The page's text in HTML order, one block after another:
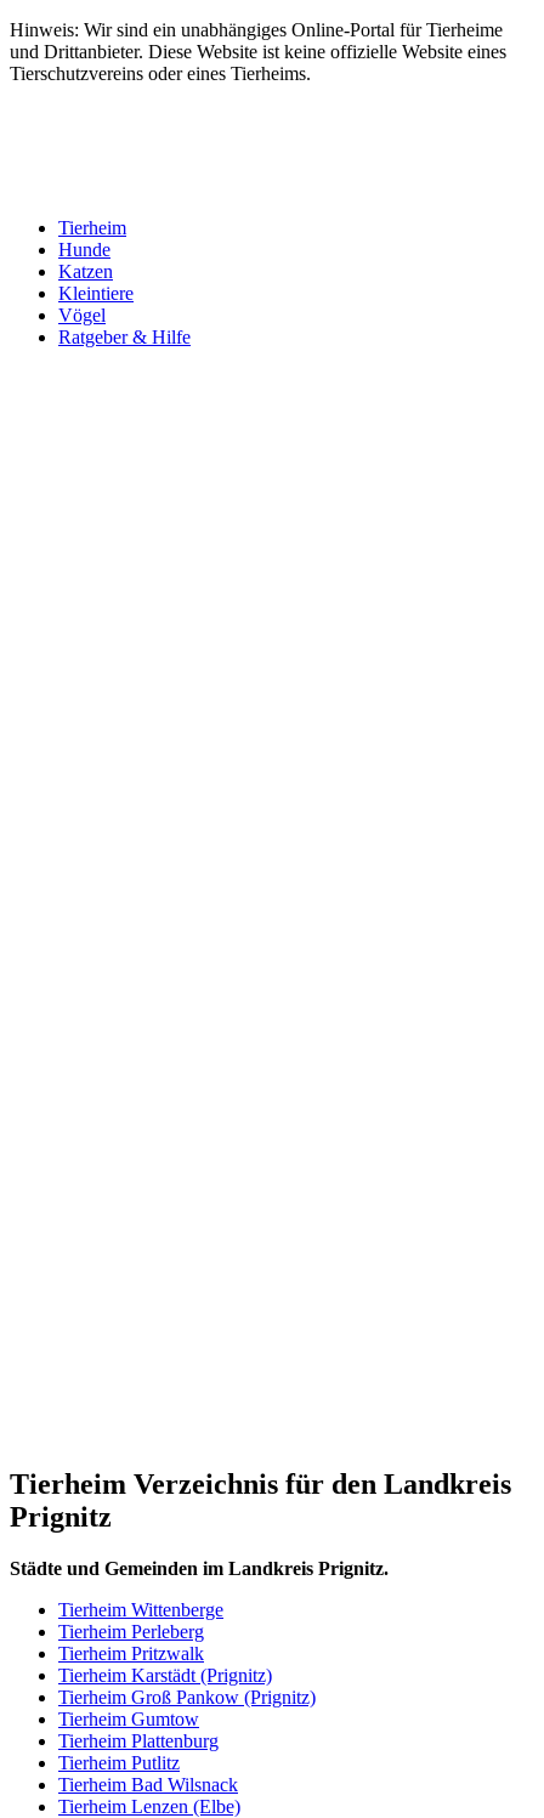
Hinweis: Wir sind ein unabhängiges Online-Portal für Tierheime
und Drittanbieter. Diese Website ist keine offizielle Website eines
Tierschutzvereins oder eines Tierheims.
Tierheim
Hunde
Katzen
Kleintiere
Vögel
Ratgeber & Hilfe
Tierheim Verzeichnis für den Landkreis
Prignitz
Städte und Gemeinden im Landkreis Prignitz.
Tierheim Wittenberge
Tierheim Perleberg
Tierheim Pritzwalk
Tierheim Karstädt (Prignitz)
Tierheim Groß Pankow (Prignitz)
Tierheim Gumtow
Tierheim Plattenburg
Tierheim Putlitz
Tierheim Bad Wilsnack
Tierheim Lenzen (Elbe)